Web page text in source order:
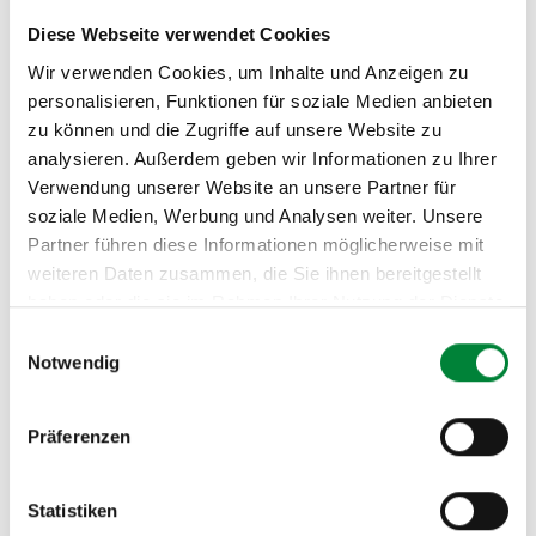
Diese Webseite verwendet Cookies
Wir verwenden Cookies, um Inhalte und Anzeigen zu
personalisieren, Funktionen für soziale Medien anbieten
zu können und die Zugriffe auf unsere Website zu
analysieren. Außerdem geben wir Informationen zu Ihrer
Verwendung unserer Website an unsere Partner für
soziale Medien, Werbung und Analysen weiter. Unsere
Partner führen diese Informationen möglicherweise mit
weiteren Daten zusammen, die Sie ihnen bereitgestellt
haben oder die sie im Rahmen Ihrer Nutzung der Dienste
Notwendig
Präferenzen
Statistiken
Format für ein BGM-Jahresthema.
Flexibel in Format und Setting
Der Impulsvortrag dauert 45 bis 60 Minuten und
funktioniert in Präsenz sowie als interaktives Online-
Format. Für eine tiefere Auseinandersetzung bieten wir
auch einenergänzenden Workshopmit
Gruppenübungen und persönlichem Austausch an.
Beide Formate sind skalierbar: vom Team-Lunch mit 15
Teilnehmenden.